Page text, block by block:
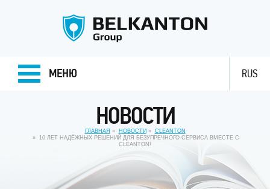
RUS
МЕНЮ
НОВОСТИ
ГЛАВНАЯ НОВОСТИ
CLEANTON
10 ЛЕТ НАДЁЖНЫХ РЕШЕНИЙ ДЛЯ БЕЗУПРЕЧНОГО СЕРВИСА ВМЕСТЕ С
CLEANTON!